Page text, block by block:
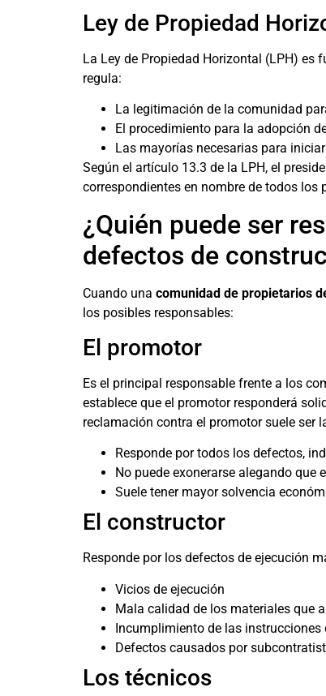
Ley de Propiedad
La Ley de Propiedad Horizontal (LPH) es
regula:
La legitimación de la comunidad
El procedimiento para la adopción
Las mayorías necesarias para
Según el artículo 13.3 de la LPH, el
correspondientes en nombre de todos los
¿Quién puede ser
defectos de
Cuando una comunidad de propietarios
los posibles responsables:
El promotor
Es el principal responsable frente a los
establece que el promotor responderá
reclamación contra el promotor suele ser
Responde por todos los defectos,
No puede exonerarse alegando que
Suele tener mayor solvencia
El constructor
Responde por los defectos de ejecución
Vicios de ejecución
Mala calidad de los materiales que
Incumplimiento de las instrucciones
Defectos causados por
Los técnicos